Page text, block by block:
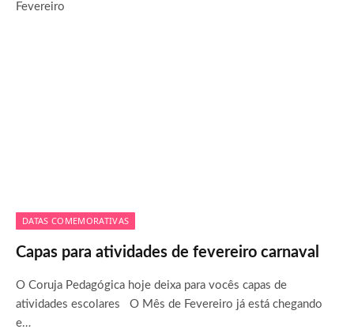
Fevereiro
DATAS COMEMORATIVAS
Capas para atividades de fevereiro carnaval
O Coruja Pedagógica hoje deixa para vocês capas de
atividades escolares O Mês de Fevereiro já está chegando
e…